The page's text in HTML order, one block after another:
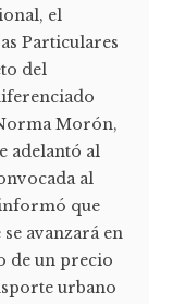
el
Particulares
del
Morón,
adelantó al
al
que
avanzará en
de un precio
urbano